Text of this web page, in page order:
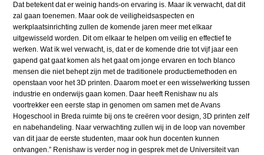
Dat betekent dat er weinig hands-on ervaring is. Maar ik verwacht, dat dit
zal gaan toenemen. Maar ook de veiligheidsaspecten en
werkplaatsinrichting zullen de komende jaren meer met elkaar
uitgewisseld worden. Dit om elkaar te helpen om veilig en effectief te
werken. Wat ik wel verwacht, is, dat er de komende drie tot vijf jaar een
gapend gat gaat komen als het gaat om jonge ervaren en toch blanco
mensen die niet behept zijn met de traditionele productiemethoden en
openstaan voor het 3D printen. Daarom moet er een wisselwerking tussen
industrie en onderwijs gaan komen. Daar heeft Renishaw nu als
voortrekker een eerste stap in genomen om samen met de Avans
Hogeschool in Breda ruimte bij ons te creëren voor design, 3D printen zelf
en nabehandeling. Naar verwachting zullen wij in de loop van november
van dit jaar de eerste studenten, maar ook hun docenten kunnen
ontvangen.” Renishaw is verder nog in gesprek met de Universiteit van